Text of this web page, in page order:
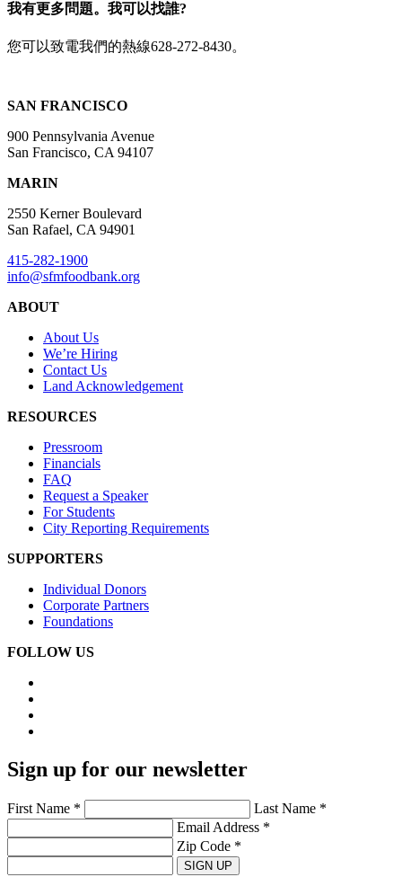
我有更多問題。我可以找誰?
您可以致電我們的熱線628-272-8430。
SAN FRANCISCO
900 Pennsylvania Avenue
San Francisco, CA 94107
MARIN
2550 Kerner Boulevard
San Rafael, CA 94901
415-282-1900
info@sfmfoodbank.org
ABOUT
About Us
We’re Hiring
Contact Us
Land Acknowledgement
RESOURCES
Pressroom
Financials
FAQ
Request a Speaker
For Students
City Reporting Requirements
SUPPORTERS
Individual Donors
Corporate Partners
Foundations
FOLLOW US
Sign up for our newsletter
First Name *
Last Name *
Email Address *
Zip Code *
SIGN UP